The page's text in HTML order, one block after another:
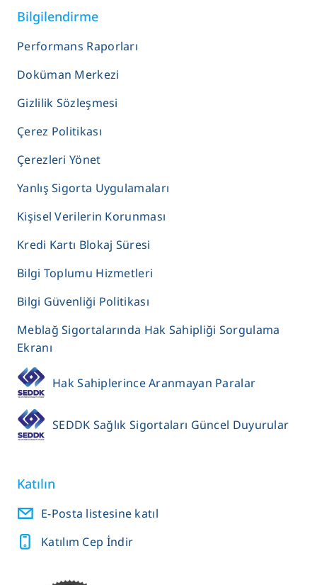
Bilgilendirme
Performans Raporları
Doküman Merkezi
Gizlilik Sözleşmesi
Çerez Politikası
Çerezleri Yönet
Yanlış Sigorta Uygulamaları
Kişisel Verilerin Korunması
Kredi Kartı Blokaj Süresi
Bilgi Toplumu Hizmetleri
Bilgi Güvenliği Politikası
Meblağ Sigortalarında Hak Sahipliği Sorgulama
Ekranı
Hak Sahiplerince Aranmayan Paralar
SEDDK Sağlık Sigortaları Güncel Duyurular
Katılın
E-Posta listesine katıl
Katılım Cep İndir